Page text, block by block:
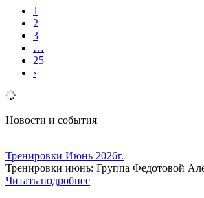
1
2
3
…
25
›
Новости и события
Тренировки Июнь 2026г.
Тренировки июнь: Группа Федотовой
Читать подробнее